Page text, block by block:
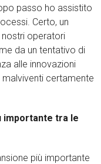
passo ho assistito
Certo, un
operatori
da un tentativo di
alle innovazioni
malviventi certamente
importante tra le
più importante